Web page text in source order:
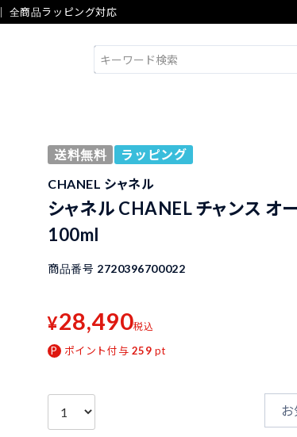
全商品ラッピング対応
送料無料
ラッピング
CHANEL シャネル
シャネル CHANEL チャンス オ
100ml
商品番号 2720396700022
¥28,490税込
ポイント付与 259 pt
お